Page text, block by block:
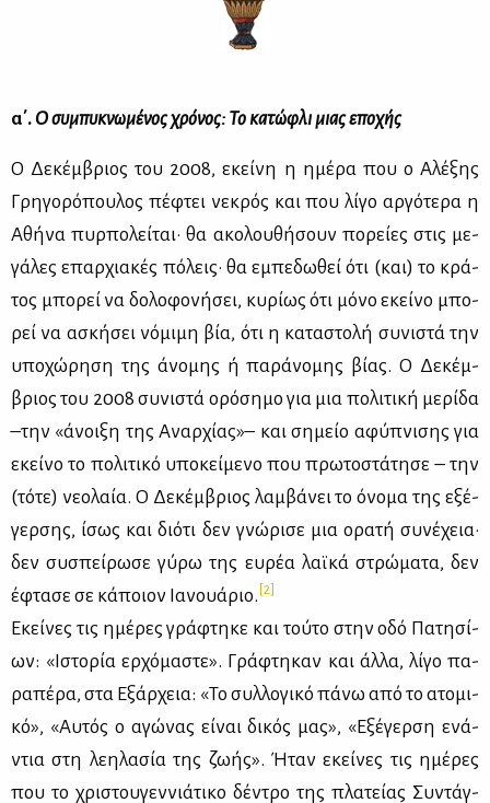
α΄. Ο συ­μπυ­κνω­μέ­νος χρό­νος: Το κα­τώ­φλι μιας επο­χής
Ο Δε­κέμ­βριος του 2008, εκεί­νη η ημέ­ρα που ο Αλέ­ξης
Γρη­γο­ρό­που­λος πέ­φτει νε­κρός και που λί­γο αρ­γό­τε­ρα η
Αθή­να πυρ­πο­λεί­ται· θα ακο­λου­θή­σουν πο­ρεί­ες στις με­
γά­λες επαρ­χια­κές πό­λεις· θα εμπε­δω­θεί ότι (και) το κρά­
τος μπο­ρεί να δο­λο­φο­νή­σει, κυ­ρί­ως ότι μό­νο εκεί­νο μπο­
ρεί να ασκή­σει νό­μι­μη βία, ότι η κα­τα­στο­λή συ­νι­στά την
υπο­χώ­ρη­ση της άνο­μης ή πα­ρά­νο­μης βί­ας. Ο Δε­κέμ­
βριος του 2008 συ­νι­στά ορό­ση­μο για μια πο­λι­τι­κή με­ρί­δα
–την «άνοι­ξη της Αναρ­χί­ας»– και ση­μείο αφύ­πνι­σης για
εκεί­νο το πο­λι­τι­κό υπο­κεί­με­νο που πρω­το­στά­τη­σε – την
(τό­τε) νε­ο­λαία. Ο Δε­κέμ­βριος λαμ­βά­νει το όνο­μα της εξέ­
γερ­σης, ίσως και διό­τι δεν γνώ­ρι­σε μια ορα­τή συ­νέ­χεια·
δεν συ­σπεί­ρω­σε γύ­ρω της ευ­ρέα λαϊ­κά στρώ­μα­τα, δεν
έφτα­σε σε κά­ποιον Ια­νουά­ριο. [2]
Εκεί­νες τις ημέ­ρες γρά­φτη­κε και τού­το στην οδό Πα­τη­σί­
ων: «Ιστο­ρία ερ­χό­μα­στε». Γρά­φτη­καν και άλ­λα, λί­γο πα­
ρα­πέ­ρα, στα Εξάρ­χεια: «Το συλ­λο­γι­κό πά­νω από το ατο­μι­
κό», «Αυ­τός ο αγώ­νας εί­ναι δι­κός μας», «Εξέ­γερ­ση ενά­
ντια στη λε­η­λα­σία της ζω­ής». Ήταν εκεί­νες τις ημέ­ρες
που το χρι­στου­γεν­νιά­τι­κο δέ­ντρο της πλα­τεί­ας Συ­ντάγ­